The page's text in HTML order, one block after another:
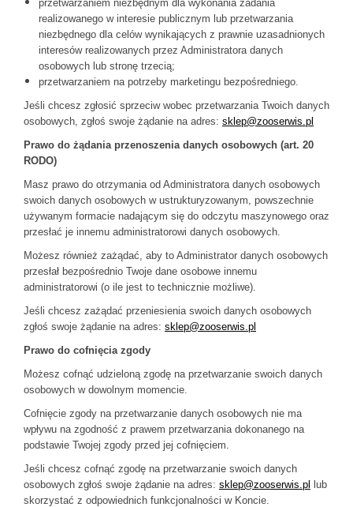
przetwarzaniem niezbędnym dla wykonania zadania
realizowanego w interesie publicznym lub przetwarzania
niezbędnego dla celów wynikających z prawnie uzasadnionych
interesów realizowanych przez Administratora danych
osobowych lub stronę trzecią;
przetwarzaniem na potrzeby marketingu bezpośredniego.
Jeśli chcesz zgłosić sprzeciw wobec przetwarzania Twoich danych
osobowych, zgłoś swoje żądanie na adres: sklep@zooserwis.pl
Prawo do żądania przenoszenia danych osobowych (art. 20
RODO)
Masz prawo do otrzymania od Administratora danych osobowych
swoich danych osobowych w ustrukturyzowanym, powszechnie
używanym formacie nadającym się do odczytu maszynowego oraz
przesłać je innemu administratorowi danych osobowych.
Możesz również zażądać, aby to Administrator danych osobowych
przesłał bezpośrednio Twoje dane osobowe innemu
administratorowi (o ile jest to technicznie możliwe).
Jeśli chcesz zażądać przeniesienia swoich danych osobowych
zgłoś swoje żądanie na adres: sklep@zooserwis.pl
Prawo do cofnięcia zgody
Możesz cofnąć udzieloną zgodę na przetwarzanie swoich danych
osobowych w dowolnym momencie.
Cofnięcie zgody na przetwarzanie danych osobowych nie ma
wpływu na zgodność z prawem przetwarzania dokonanego na
podstawie Twojej zgody przed jej cofnięciem.
Jeśli chcesz cofnąć zgodę na przetwarzanie swoich danych
osobowych zgłoś swoje żądanie na adres: sklep@zooserwis.pl
lub
skorzystać z odpowiednich funkcjonalności w Koncie.